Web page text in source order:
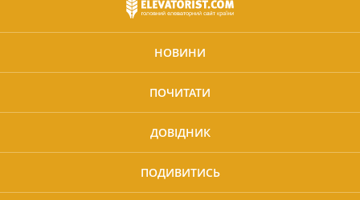
НОВИНИ
ПОЧИТАТИ
ДОВІДНИК
ПОДИВИТИСЬ